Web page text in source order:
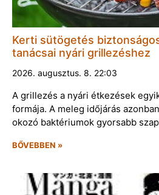
Kerti sütögetés
tanácsai nyári grillezéshez
2026. augusztus. 8. 22:03
A grillezés a nyári étkezések
formája. A meleg időjárás
okozó baktériumok gyorsabb
BŐVEBBEN »